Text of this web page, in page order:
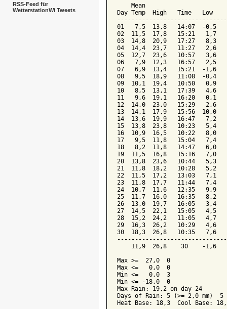
RSS-Feed für
WetterstationWi Tweets
Mean
Day Temp  High   Time   Low
01   7,5  13,8   14:07  -0,5
02  11,5  17,8   15:21   1,7
03  14,8  20,9   17:27   8,3
04  14,4  23,7   11:27   2,6
05  12,7  23,6   10:57   3,6
06   7,9  12,3   16:57   2,5
07   6,9  13,4   15:21  -1,6
08   9,5  18,9   11:08  -0,4
09  10,1  19,4   10:50   0,9
10   8,5  13,1   17:39   4,6
11   9,6  19,1   16:20   0,1
12  14,0  23,0   15:29   2,6
13  14,1  17,9   15:56  10,0
14  13,6  19,9   16:47   7,2
15  13,8  23,8   10:23   5,4
16  10,9  16,5   10:22   8,0
17   9,5  11,8   15:04   7,4
18   8,2  11,8   14:47   6,0
19  11,5  16,8   15:16   7,0
20  13,8  23,6   10:44   5,3
21  11,8  18,2   10:28   5,2
22  11,5  17,2   13:03   7,1
23  11,8  17,7   11:44   7,4
24  10,7  11,6   12:35   9,9
25  11,7  16,0   16:35   8,2
26  13,0  19,7   16:05   3,4
27  14,5  22,1   15:05   4,5
28  15,2  24,2   11:05   4,7
29  16,3  26,2   10:29   4,6
30  18,3  26,8   10:35   7,6
11,9  26,8    30    -1,6
Max >=  27,0  0
Max <=   0,0  0
Min <=   0,0  3
Min <= -18,0  0
Max Rain: 19,2 on day 24
Days of Rain: 5 (>= 2,0 mm)  5
Heat Base: 18,3  Cool Base: